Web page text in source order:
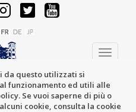
da questo utilizzati si
funzionamento ed utili alle
Se vuoi saperne di più o
cookie, consulta la cookie
Toggle